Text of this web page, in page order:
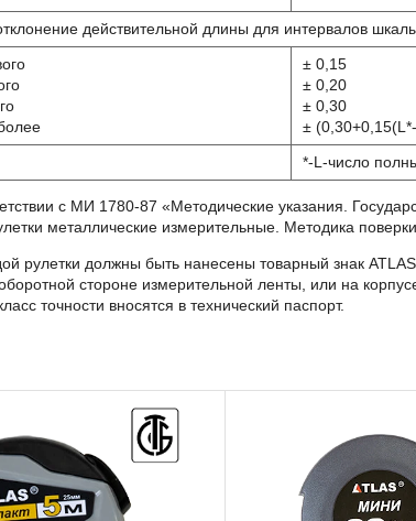
действительной длины для интервалов
± 0,15
± 0,20
± 0,30
±
*-L-число
с МИ 1780-87 «Методические указания.
металлические измерительные. Методика
рулетки должны быть нанесены товарный знак
стороне измерительной ленты, или на
точности вносятся в технический паспорт.